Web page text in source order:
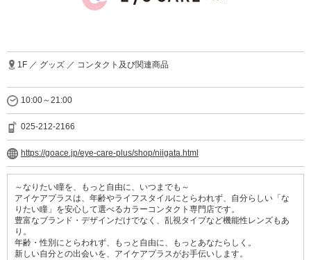
1F ／ グッズ ／ コンタクト及び関連商品
10:00～21:00
025-212-2166
https://goace.jp/eye-care-plus/shop/niigata.html
～なりたい瞳を、もっと自由に、いつまでも～
アイケアプラスは、年齢やライフスタイルにとらわれず、自分らしい「な
りたい瞳」を安心して選べるカラーコンタクト専門店です。
豊富なブランド・デザインだけでなく、乱視タイプなど機能性レンズもあ
り。
年齢・性別にとらわれず、もっと自由に、もっとあなたらしく。
新しい自分との出会いを、アイケアプラスがお手伝いします。